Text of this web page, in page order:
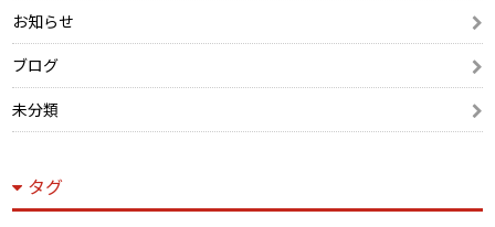
お知らせ
ブログ
未分類
タグ